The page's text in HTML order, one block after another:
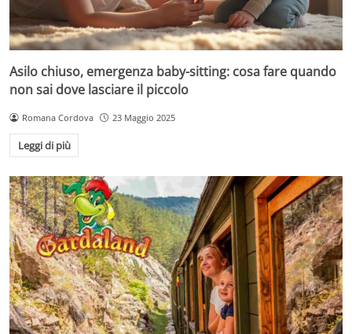
Asilo chiuso, emergenza baby-sitting: cosa fare quando
non sai dove lasciare il piccolo
Romana Cordova 23 Maggio 2025
Leggi di più